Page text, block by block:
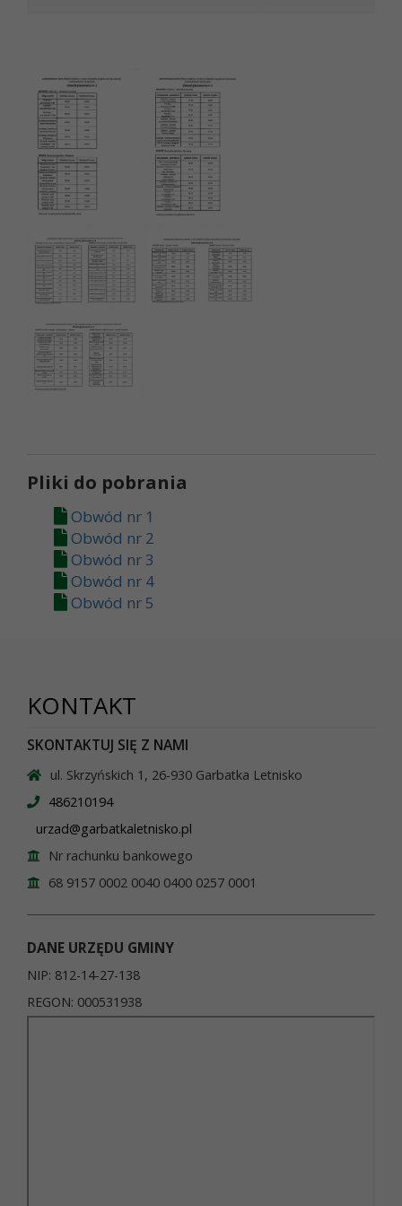
Pliki do pobrania
Obwód nr 1
Obwód nr 2
Obwód nr 3
Obwód nr 4
Obwód nr 5
KONTAKT
SKONTAKTUJ SIĘ Z NAMI
ul. Skrzyńskich 1, 26-930 Garbatka Letnisko
486210194
urzad@garbatkaletnisko.pl
Nr rachunku bankowego
68 9157 0002 0040 0400 0257 0001
DANE URZĘDU GMINY
NIP: 812-14-27-138
REGON: 000531938